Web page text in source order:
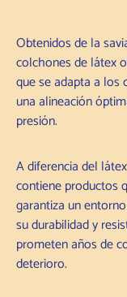
Obtenidos de la
colchones de látex
que se adapta a los
una alineación
presión.
A diferencia del
contiene productos
garantiza un
su durabilidad y
prometen años de
deterioro.